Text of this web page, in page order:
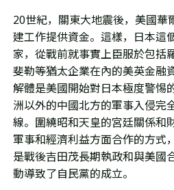
20世紀， 關東大地震後， 美國華
建工作提供資金。這樣，日本這
家，從戰前就事實上臣服於包括
斐勒等猶太企業在內的美英金融
解體是美國開始對日本極度警惕
洲以外的中國北方的軍事入侵完
線。
圍繞昭和天皇的宮廷關係和
軍事和經濟利益方面合作的方式
是戰後吉田茂長期執政和與美國
動導致了自民黨的成立。